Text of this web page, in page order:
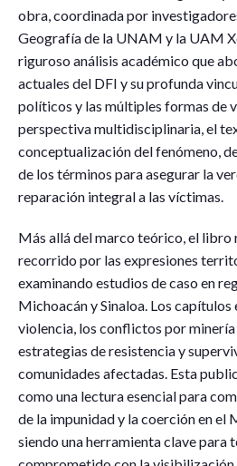
obra, coordinada por
Geografía de la UNAM y la UAM
riguroso análisis académico que
actuales del DFI y su profunda
políticos y las múltiples formas de
perspectiva multidisciplinaria, el
conceptualización del fenómeno,
de los términos para asegurar la
reparación integral a las víctimas.
Más allá del marco teórico, el libro
recorrido por las expresiones
examinando estudios de caso en
Michoacán y Sinaloa. Los capítulos
violencia, los conflictos por
estrategias de resistencia y
comunidades afectadas. Esta
como una lectura esencial para
de la impunidad y la coerción en el
siendo una herramienta clave para